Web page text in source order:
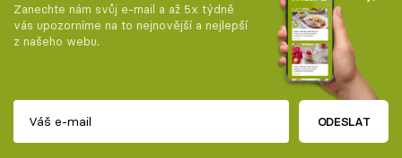
Zanechte nám svůj e-mail a až 5x týdně
vás upozorníme na to nejnovější a nejlepší
z našeho webu.
ODESLAT